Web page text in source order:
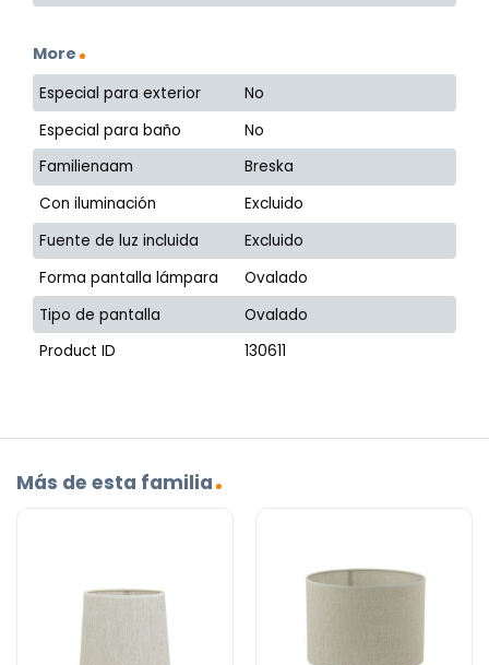
More
Especial para exterior
No
Especial para baño
No
Familienaam
Breska
Con iluminación
Excluido
Fuente de luz incluida
Excluido
Forma pantalla lámpara
Ovalado
Tipo de pantalla
Ovalado
Product ID
130611
Más de esta familia